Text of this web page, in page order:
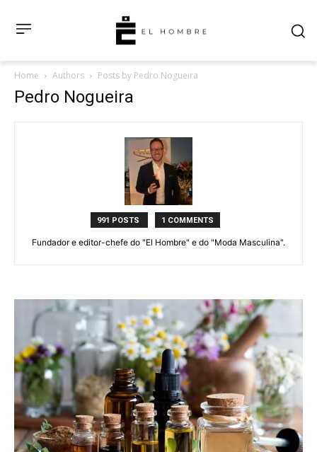
Home Authors Posts by Pedro Nogueira
Pedro Nogueira
991 POSTS 1 COMMENTS
Fundador e editor-chefe do "El Hombre" e do "Moda Masculina".